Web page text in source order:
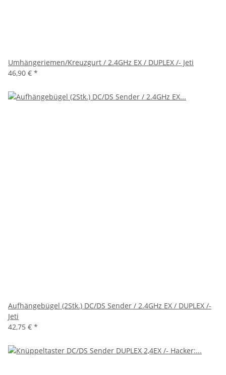
Umhängeriemen/Kreuzgurt / 2.4GHz EX / DUPLEX /- Jeti
46,90 € *
Aufhängebügel (2Stk.) DC/DS Sender / 2.4GHz EX / DUPLEX /-
Jeti
42,75 € *